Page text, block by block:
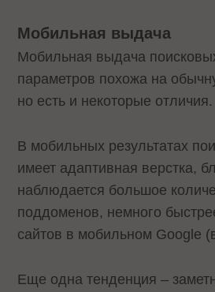
Мобильная выдача
Мобильная выдача
параметров похожа на
но есть и некоторые отличия.
В мобильных результатах
имеет адаптивная верстка,
наблюдается большое
поддоменов, немного
сайтов в мобильном Google
Еще одна тенденция –